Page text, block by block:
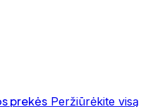
prekės Peržiūrėkite visą